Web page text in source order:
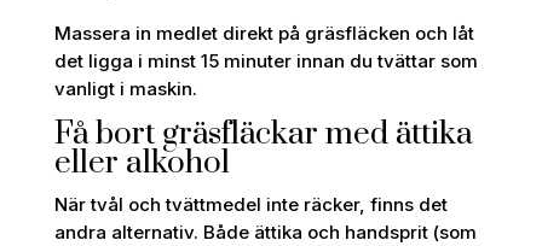
Massera in medlet direkt på gräsfläcken och låt
det ligga i minst 15 minuter innan du tvättar som
vanligt i maskin.
Få bort gräsfläckar med ättika
eller alkohol
När tvål och tvättmedel inte räcker, finns det
andra alternativ. Både ättika och handsprit (som